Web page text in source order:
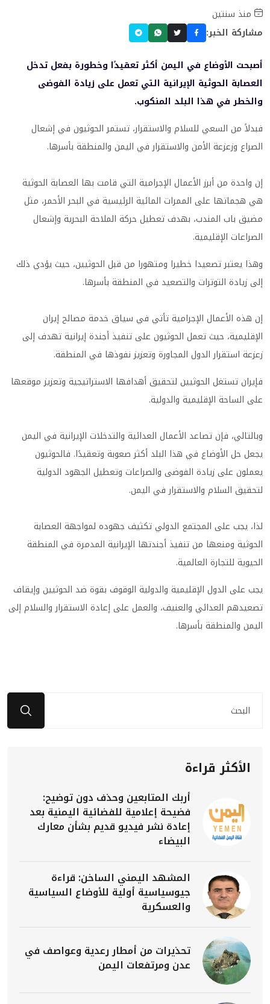
منذ سنتين
مشاركة الخبر:
أصبحت الأوضاع في اليمن أكثر تعقيدًا وخطورة بفعل تدخل
العصابة الحوثية الإيرانية التي تعمل على زيادة الفوضى
والخطر في هذا البلد المنكوب.
فبدلاً من السعي للسلام والاستقرار، تستمر الحوثيون في إشعال
الصراع وزعزعة الأمن والاستقرار في اليمن والمنطقة بأسرها.
إن واحدة من أبرز الأعمال الإجرامية التي قامت بها العصابة الحوثية
هي هجماتها على الممرات المائية الرئيسية في البحر الأحمر، مثل
مضيق باب المندب، بهدف تعطيل حركة الملاحة البحرية وإشعال
الصراعات الإقليمية.
وهذا يعتبر تصعيدا خطيرا ومتهورا من قبل الحوثيين، حيث يؤدي ذلك
إلى زيادة التوترات والتصعيد في المنطقة بأسرها.
إن هذه الأعمال الإجرامية تأتي في سياق خدمة مصالح إيران
الإقليمية، حيث تعمل الحوثيون على تنفيذ أجندة إيرانية تهدف إلى
زعزعة استقرار الدول المجاورة وتعزيز نفوذها في المنطقة.
فإيران تستغل الحوثيين لتحقيق أهدافها الاستراتيجية وتعزيز موقعها
على الساحة الإقليمية والدولية.
وبالتالي، فإن تصاعد الأعمال العدائية والتدخلات الإيرانية في اليمن
يجعل حل الأوضاع في هذا البلد أكثر صعوبة وتعقيدًا. فالحوثيون
يعملون على زيادة الفوضى والصراعات وتعطيل الجهود الدولية
لتحقيق السلام والاستقرار في اليمن.
لذا، يجب على المجتمع الدولي تكثيف جهوده لمواجهة العصابة
الحوثية ومنعها من تنفيذ أجندتها الإيرانية المدمرة في المنطقة
الحيوية للتجارة العالمية.
يجب على الدول الإقليمية والدولية الوقوف بقوة ضد الحوثيين وإيقاف
تصعيدهم العدائي والعنيف، والعمل على إعادة الاستقرار والسلام إلى
اليمن والمنطقة بأسرها.
الأكثر قراءة
أربك المتابعين وحذف دون توضيح:
فضيحة إعلامية للفضائية اليمنية بعد
إعادة نشر فيديو قديم بشأن معارك
البيضاء
المشهد اليمني الساخن: قراءة
جيوسياسية أولية للأوضاع السياسية
والعسكرية
تحذيرات من أمطار رعدية وعواصف في
عدن ومرتفعات اليمن